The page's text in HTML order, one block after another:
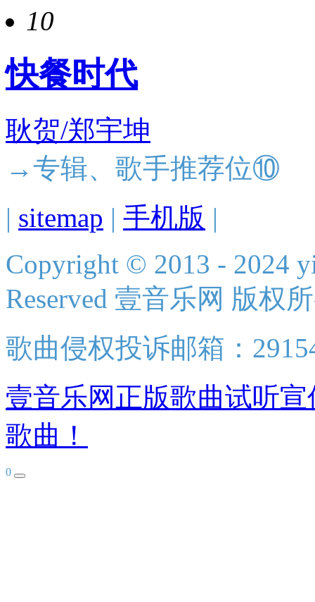
10
快餐时代
耿贺/郑宇坤
→专辑、歌手推荐位⑩
| sitemap | 手机版 |
Copyright © 2013 - 2024
Reserved 壹音乐网 版权
歌曲侵权投诉邮箱：
壹音乐网正版歌曲试听
歌曲！
0